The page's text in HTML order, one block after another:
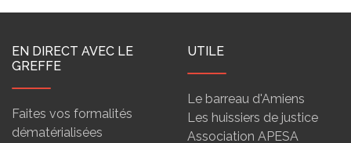
EN DIRECT AVEC LE
GREFFE
Faites vos formalités
dématérialisées
UTILE
Le barreau d'Amiens
Les huissiers de justice
Association APESA